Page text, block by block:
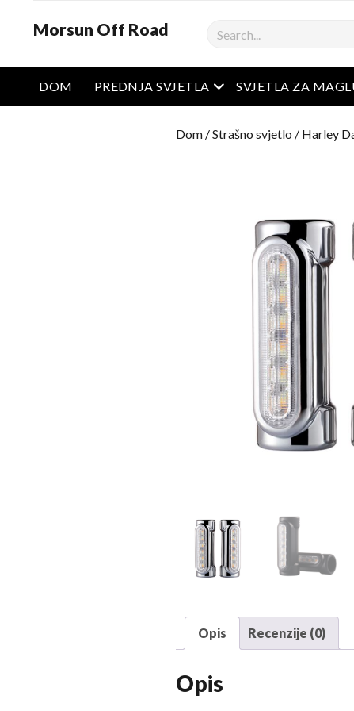
Morsun Off Road Pretraživanje
DOM PREDNJA SVJETLA Otvoreni izbornik
SVJETLA ZA
Dom /Strašno svjetlo / Harley
Opis Recenzije (0)
Opis